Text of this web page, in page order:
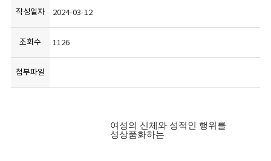
작성일자
2024-03-12
조회수 1126
첨부파일
여성의 신체와 성적인 행위를
성상품화하는